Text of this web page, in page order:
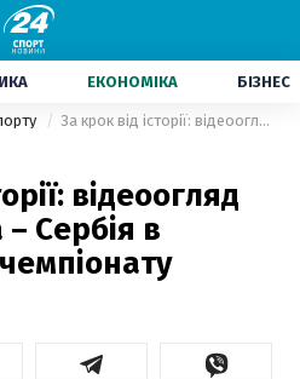
ЕКОНОМІКА БІЗНЕС
За крок від історії: відеоогляд матчу Україна – Сербія в чвертьфіналі чемпіонату Європи
відеоогляд
Сербія в